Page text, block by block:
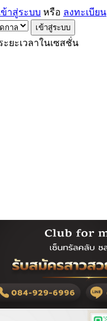
ข้าสู่ระบบ หรือ ลงทะเบียน
ยะเวลาในเซสชั่น